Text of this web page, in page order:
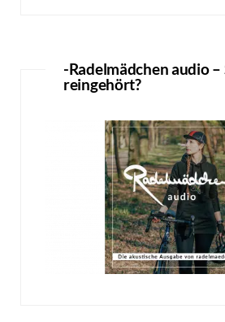
-Radelmädchen audio –
reingehört?